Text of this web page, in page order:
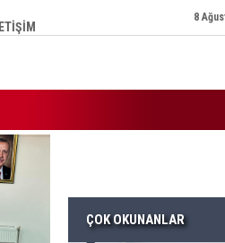
8
| Narinceliler Derneği'nden
ÇOK OKUNANLAR